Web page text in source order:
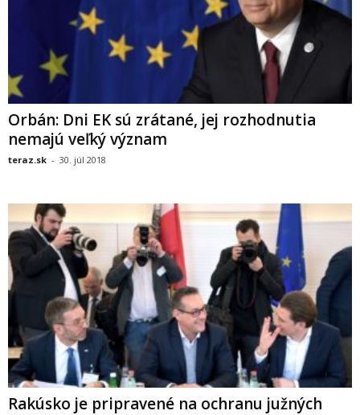
Orbán: Dni EK sú zrátané, jej rozhodnutia
nemajú veľký význam
teraz.sk - 30. júl 2018
Rakúsko je pripravené na ochranu južných